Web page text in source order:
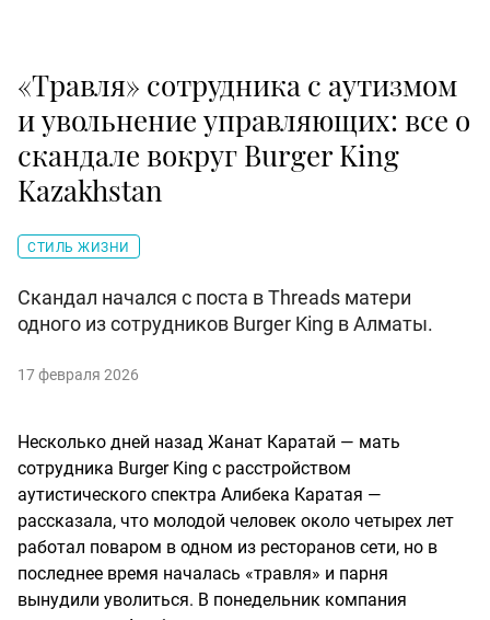
«Травля» сотрудника с аутизмом
и увольнение управляющих: все о
скандале вокруг Burger King
Kazakhstan
СТИЛЬ ЖИЗНИ
Скандал начался с поста в Threads матери
одного из сотрудников Burger King в Алматы.
17 февраля 2026
Несколько дней назад Жанат Каратай — мать
сотрудника Burger King с расстройством
аутистического спектра Алибека Каратая —
рассказала, что молодой человек около четырех лет
работал поваром в одном из ресторанов сети, но в
последнее время началась «травля» и парня
вынудили уволиться. В понедельник компания